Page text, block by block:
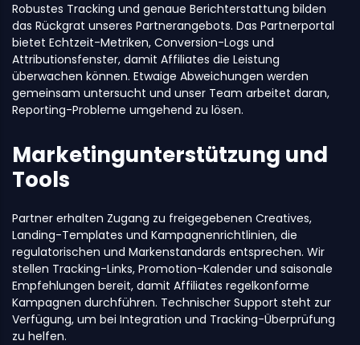
Robustes Tracking und genaue Berichterstattung bilden
das Rückgrat unseres Partnerangebots. Das Partnerportal
bietet Echtzeit-Metriken, Conversion-Logs und
Attributionsfenster, damit Affiliates die Leistung
überwachen können. Etwaige Abweichungen werden
gemeinsam untersucht und unser Team arbeitet daran,
Reporting-Probleme umgehend zu lösen.
Marketingunterstützung und
Tools
Partner erhalten Zugang zu freigegebenen Creatives,
Landing-Templates und Kampagnenrichtlinien, die
regulatorischen und Markenstandards entsprechen. Wir
stellen Tracking-Links, Promotion-Kalender und saisonale
Empfehlungen bereit, damit Affiliates regelkonforme
Kampagnen durchführen. Technischer Support steht zur
Verfügung, um bei Integration und Tracking-Überprüfung
zu helfen.